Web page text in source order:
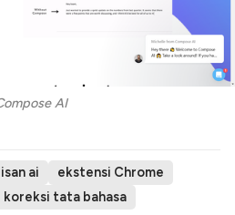
AI
ai
ekstensi Chrome
koreksi tata bahasa